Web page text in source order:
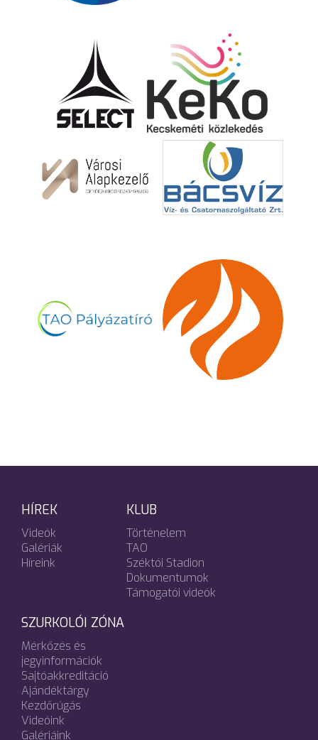
HÍREK
Videók
Galériák
Híreink
KLUB
Történelem
TAO
Széktói Stadion
Dokumentumok
Támogatói videók
SZURKOLÓI ZÓNA
Mérkőzés és
jegyinformációk
Sajtóakkreditáció
Ajándéktárgy
Kezdőrúgás
Videóink
Galériáink